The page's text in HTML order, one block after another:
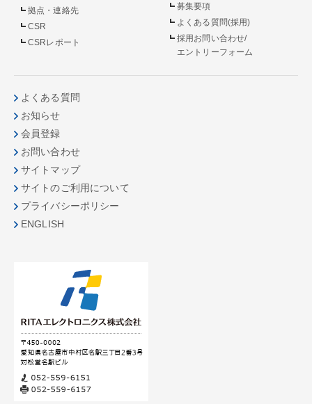
拠点・連絡先
CSR
CSRレポート
募集要項
よくある質問(採用)
採用お問い合わせ/
エントリーフォーム
よくある質問
お知らせ
会員登録
お問い合わせ
サイトマップ
サイトのご利用について
プライバシーポリシー
ENGLISH